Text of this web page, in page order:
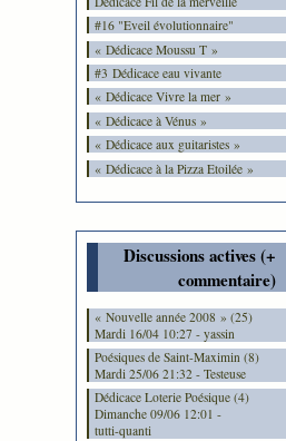
#16 "Eveil évolutionnaire"
« Dédicace Moussu T »
#3 Dédicace eau vivante
« Dédicace Vivre la mer »
« Dédicace à Vénus »
« Dédicace aux guitaristes »
« Dédicace à la Pizza Etoilée »
Discussions actives (+
commentaire)
« Nouvelle année 2008 » (25)
Mardi 16/04 10:27 - yassin
Poésiques de Saint-Maximin (8)
Mardi 25/06 21:32 - Testeuse
Dédicace Loterie Poésique (4)
Dimanche 09/06 12:01 -
tutti-quanti